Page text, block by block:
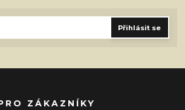
Přihlásit se
ZÁKAZNÍKY